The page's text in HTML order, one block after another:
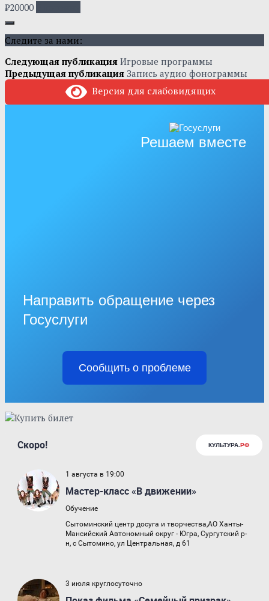
₽20000
Следите за нами:
Следующая публикация Игровые программы
Предыдущая публикация Запись аудио фонограммы
Версия для слабовидящих
Решаем вместе
Направить обращение через
Госуслуги
Сообщить о проблеме